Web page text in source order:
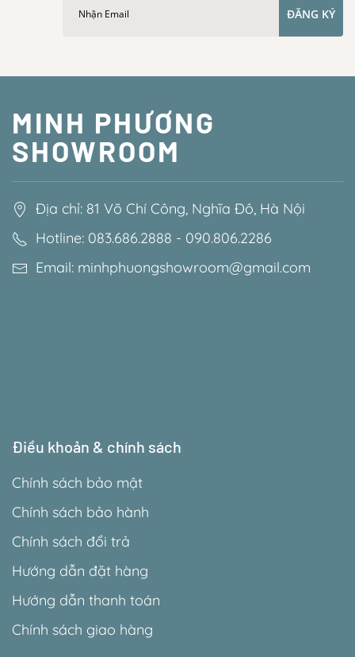
ĐĂNG KÝ
MINH PHƯƠNG
SHOWROOM
Địa chỉ: 81 Võ Chí Công, Nghĩa Đô, Hà Nội
Hotline: 083.686.2888 - 090.806.2286
Email: minhphuongshowroom@gmail.com
Điều khoản & chính sách
Chính sách bảo mật
Chính sách bảo hành
Chính sách đổi trả
Hướng dẫn đặt hàng
Hướng dẫn thanh toán
Chính sách giao hàng